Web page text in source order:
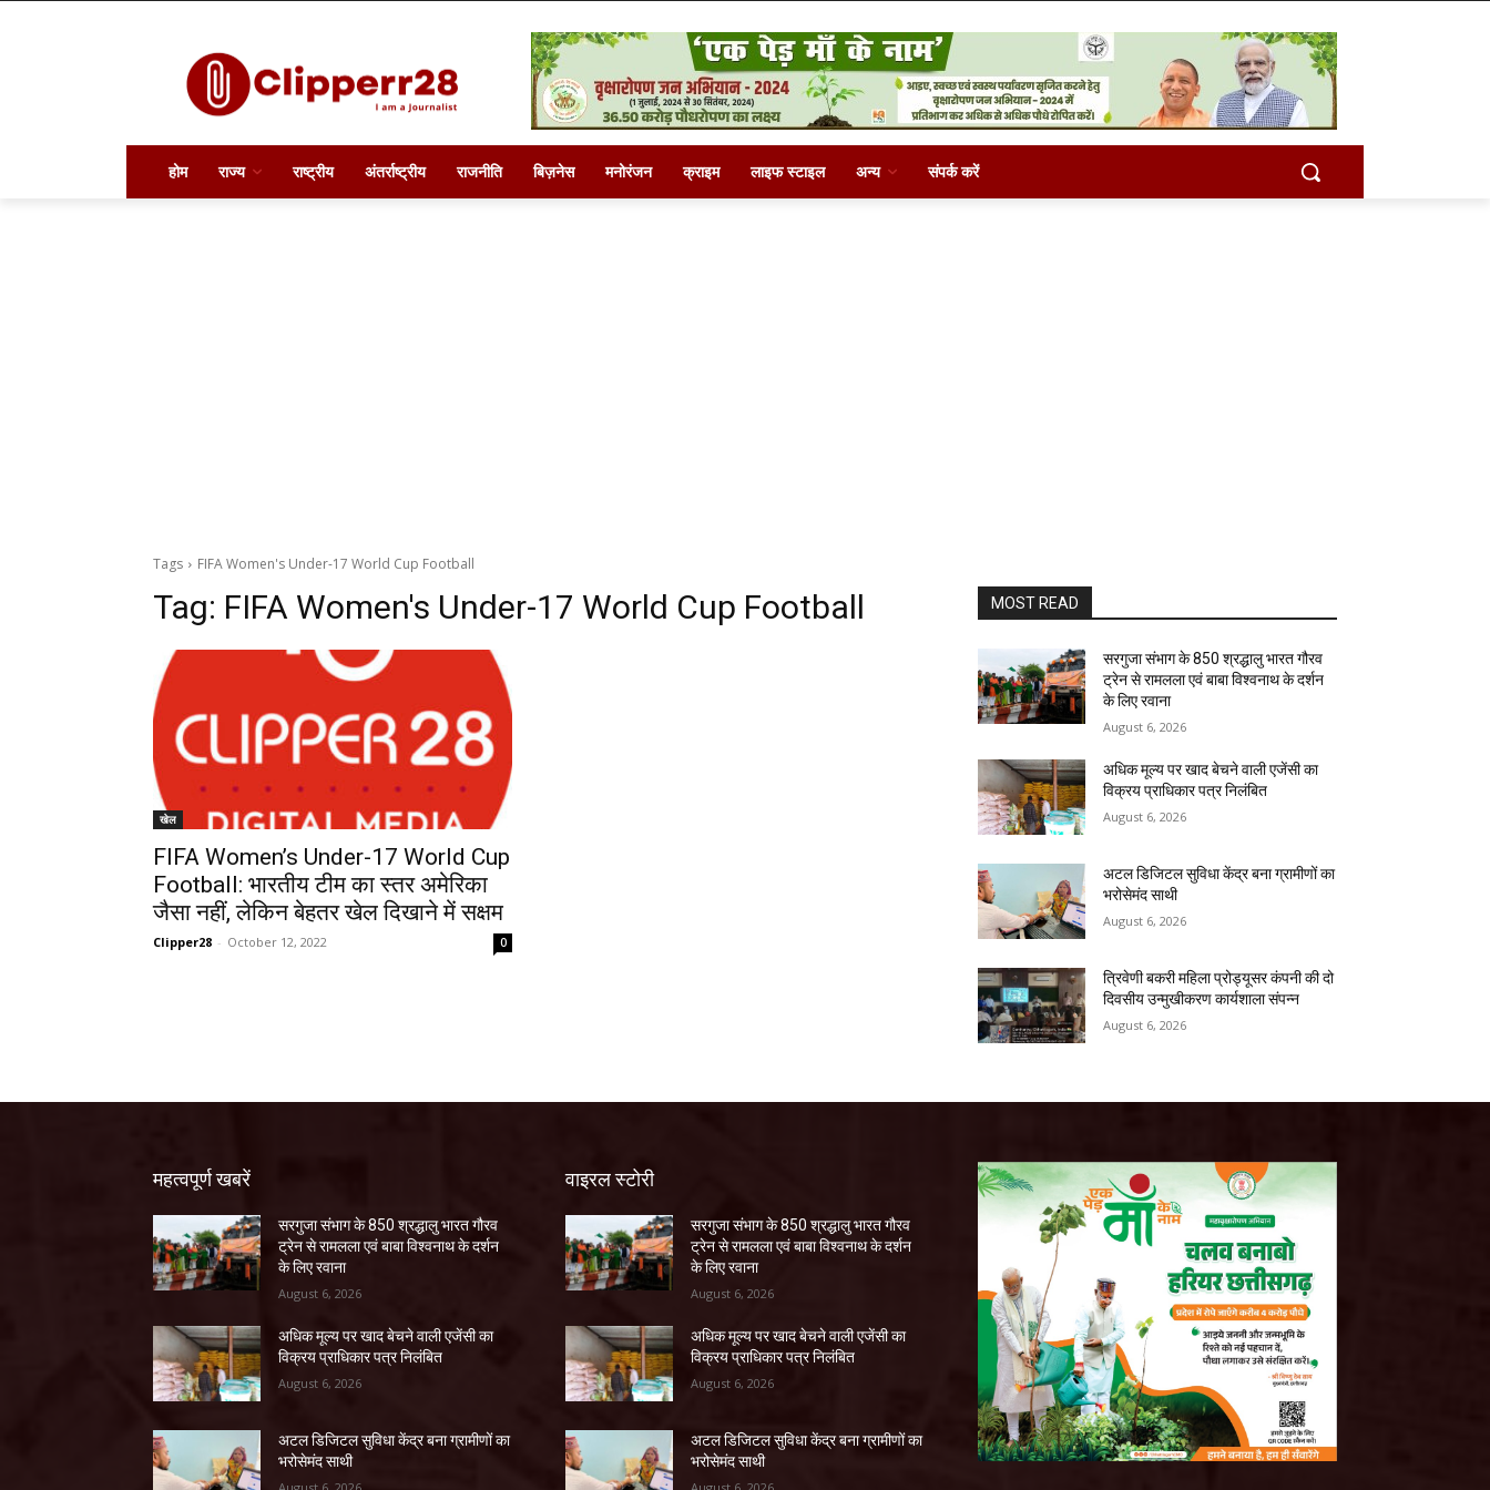
होम राज्य राष्ट्रीय अंतर्राष्ट्रीय राजनीति बिज़नेस मनोरंजन क्राइम लाइफ स्टाइल अन्य संपर्क करें
Tags FIFA Women's Under-17 World Cup Football
Tag: FIFA Women's Under-17 World Cup Football
खेल
FIFA Women’s Under-17 World Cup
Football: भारतीय टीम का स्तर अमेरिका
जैसा नहीं, लेकिन बेहतर खेल दिखाने में सक्षम
Clipper28 - October 12, 2022 0
MOST READ
सरगुजा संभाग के 850 श्रद्धालु भारत गौरव
ट्रेन से रामलला एवं बाबा विश्वनाथ के दर्शन
के लिए रवाना
August 6, 2026
अधिक मूल्य पर खाद बेचने वाली एजेंसी का
विक्रय प्राधिकार पत्र निलंबित
August 6, 2026
अटल डिजिटल सुविधा केंद्र बना ग्रामीणों का
भरोसेमंद साथी
August 6, 2026
त्रिवेणी बकरी महिला प्रोड्यूसर कंपनी की दो
दिवसीय उन्मुखीकरण कार्यशाला संपन्न
August 6, 2026
महत्वपूर्ण खबरें
सरगुजा संभाग के 850 श्रद्धालु भारत गौरव
ट्रेन से रामलला एवं बाबा विश्वनाथ के दर्शन
के लिए रवाना
August 6, 2026
अधिक मूल्य पर खाद बेचने वाली एजेंसी का
विक्रय प्राधिकार पत्र निलंबित
August 6, 2026
अटल डिजिटल सुविधा केंद्र बना ग्रामीणों का
भरोसेमंद साथी
वाइरल स्टोरी
सरगुजा संभाग के 850 श्रद्धालु भारत गौरव
ट्रेन से रामलला एवं बाबा विश्वनाथ के दर्शन
के लिए रवाना
August 6, 2026
अधिक मूल्य पर खाद बेचने वाली एजेंसी का
विक्रय प्राधिकार पत्र निलंबित
August 6, 2026
अटल डिजिटल सुविधा केंद्र बना ग्रामीणों का
भरोसेमंद साथी